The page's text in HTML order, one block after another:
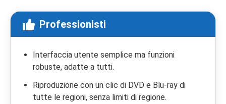
Professionisti
Interfaccia utente semplice ma funzioni
robuste, adatte a tutti.
Riproduzione con un clic di DVD e Blu-ray di
tutte le regioni, senza limiti di regione.